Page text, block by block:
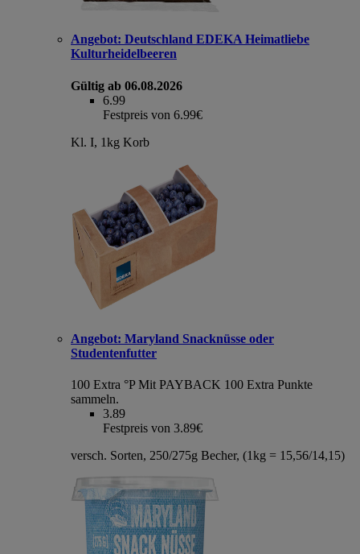
Angebot: Deutschland EDEKA Heimatliebe
Kulturheidelbeeren
Gültig ab 06.08.2026
6.99
Festpreis von 6.99€
Kl. I, 1kg Korb
Angebot: Maryland Snacknüsse oder
Studentenfutter
100 Extra °P Mit PAYBACK 100 Extra Punkte
sammeln.
3.89
Festpreis von 3.89€
versch. Sorten, 250/275g Becher, (1kg = 15,56/14,15)